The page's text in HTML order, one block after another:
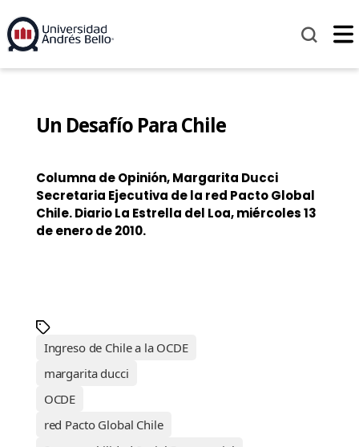
Un Desafío Para Chile
Columna de Opinión, Margarita Ducci
Secretaria Ejecutiva de la red Pacto Global
Chile.Diario La Estrella del Loa, miércoles 13
de enero de 2010.
Ingreso de Chile a la OCDE
margarita ducci
OCDE
red Pacto Global Chile